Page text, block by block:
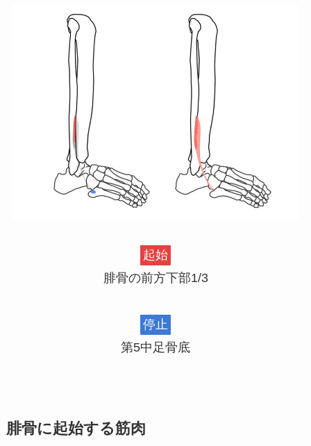
起始
腓骨の前方下部1/3
停止
第5中足骨底
腓骨に起始する筋肉